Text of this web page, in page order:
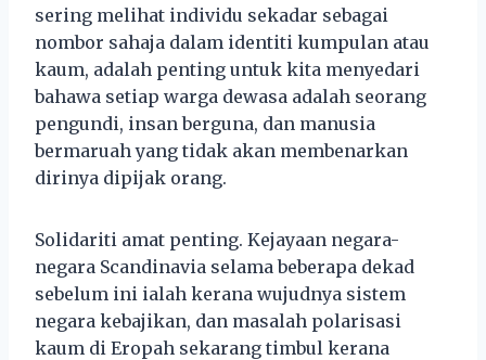
sering melihat individu sekadar sebagai
nombor sahaja dalam identiti kumpulan atau
kaum, adalah penting untuk kita menyedari
bahawa setiap warga dewasa adalah seorang
pengundi, insan berguna, dan manusia
bermaruah yang tidak akan membenarkan
dirinya dipijak orang.
Solidariti amat penting. Kejayaan negara-
negara Scandinavia selama beberapa dekad
sebelum ini ialah kerana wujudnya sistem
negara kebajikan, dan masalah polarisasi
kaum di Eropah sekarang timbul kerana